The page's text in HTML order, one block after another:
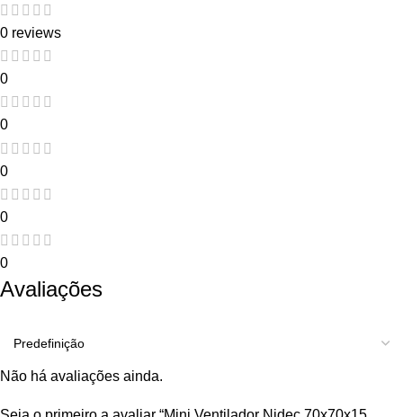
0 reviews
0
0
0
0
0
Avaliações
Não há avaliações ainda.